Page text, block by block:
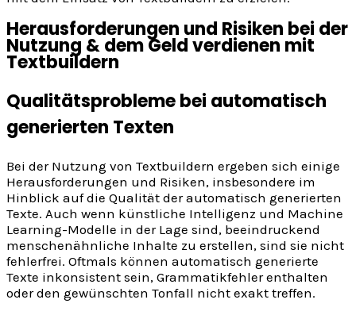
Herausforderungen und Risiken bei der
Nutzung & dem Geld verdienen mit
Textbuildern
Qualitätsprobleme bei automatisch
generierten Texten
Bei der Nutzung von Textbuildern ergeben sich einige
Herausforderungen und Risiken, insbesondere im
Hinblick auf die Qualität der automatisch generierten
Texte. Auch wenn künstliche Intelligenz und Machine
Learning-Modelle in der Lage sind, beeindruckend
menschenähnliche Inhalte zu erstellen, sind sie nicht
fehlerfrei. Oftmals können automatisch generierte
Texte inkonsistent sein, Grammatikfehler enthalten
oder den gewünschten Tonfall nicht exakt treffen.